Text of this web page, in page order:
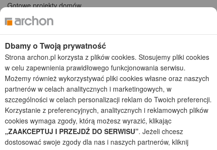
Gotowe projekty domów
Projekty domów tanich w budowie
Projekty domów szeregowych
Projekty małych domów (do 150 m2)
Projekty domów wielorodzinnych
Projekty domów bliźniaczych
Projekty domów nowoczesnych
Projekty domów parterowych
2026 © ARCHON+ Biuro Projektów - Tradycyjne i nowoczesne gotowe
projekty domów - autorska pracownia architektoniczna założona w 1990r.
przez arch. Barbarę Mendel
Z uwagi na ciągłe doskonalenie procesu powstawania projektów (zgodnie z
normą ISO 9001), prezentowane na stronie projekty domów mogą
nieznacznie różnić się od dokumentacji technicznej.
Dbamy o Twoją prywatność
Strona archon.pl korzysta z plików cookies. Stosujemy pliki cookies
w celu zapewnienia prawidłowego funkcjonowania serwisu.
Możemy również wykorzystywać pliki cookies własne oraz naszych
partnerów w celach analitycznych i marketingowych, w
szczególności w celach personalizacji reklam do Twoich preferencji.
Korzystanie z preferencyjnych, analitycznych i reklamowych plików
cookies wymaga zgody, którą możesz wyrazić, klikając
„ZAAKCEPTUJ I PRZEJDŹ DO SERWISU”. Jeżeli chcesz
dostosować swoje zgody dla nas i naszych partnerów, kliknij